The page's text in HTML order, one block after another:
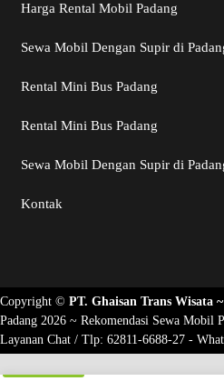
Harga Rental Mobil Padang
Sewa Mobil Dengan Supir di
Rental Mini Bus Padang
Rental Mini Bus Padang
Sewa Mobil Dengan Supir di
Kontak
Copyright © PT. Ghaisan Trans Wisata ~
Padang 2026 ~ Rekomendasi Sewa Mobil
Layanan Chat / Tlp: 62811-6688-27 -